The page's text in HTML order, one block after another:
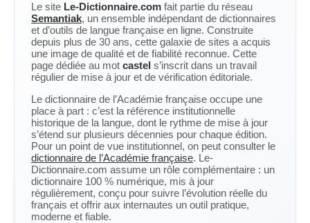
Le site Le-Dictionnaire.com fait partie du réseau
Semantiak, un ensemble indépendant de dictionnaires
et d’outils de langue française en ligne. Construite
depuis plus de 30 ans, cette galaxie de sites a acquis
une image de qualité et de fiabilité reconnue. Cette
page dédiée au mot castel s’inscrit dans un travail
régulier de mise à jour et de vérification éditoriale.
Le dictionnaire de l’Académie française occupe une
place à part : c’est la référence institutionnelle
historique de la langue, dont le rythme de mise à jour
s’étend sur plusieurs décennies pour chaque édition.
Pour un point de vue institutionnel, on peut consulter le
dictionnaire de l’Académie française. Le-
Dictionnaire.com assume un rôle complémentaire : un
dictionnaire 100 % numérique, mis à jour
régulièrement, conçu pour suivre l’évolution réelle du
français et offrir aux internautes un outil pratique,
moderne et fiable.